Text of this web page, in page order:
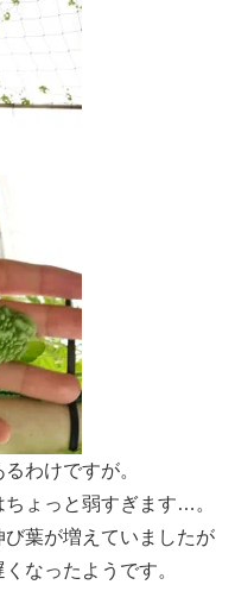
わけですが。
ょっと弱すぎます…。
葉が増えていましたが
なったようです。